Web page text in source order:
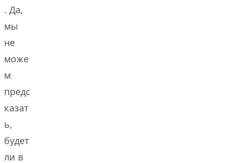
. Да,
мы
не
може
м
предс
казат
ь,
будет
ли в